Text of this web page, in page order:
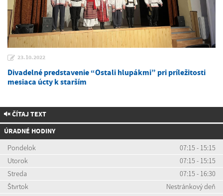
23.10.2022
Divadelné predstavenie “Ostali hlupákmi” pri príležitosti
mesiaca úcty k starším
ČÍTAJ TEXT
ÚRADNÉ HODINY
Pondelok
07:15 - 15:15
Utorok
07:15 - 15:15
Streda
07:15 - 16:30
Štvrtok
Nestránkový deň